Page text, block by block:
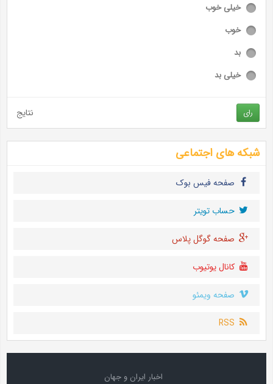
خیلی خوب
خوب
بد
خیلی بد
رای نتایج
شبکه های اجتماعی
صفحه فیس بوک
حساب تويتر
صفحه گوگل پلاس
کانال یوتیوب
صفحه ویمئو
RSS
اخبار ایران و جهان